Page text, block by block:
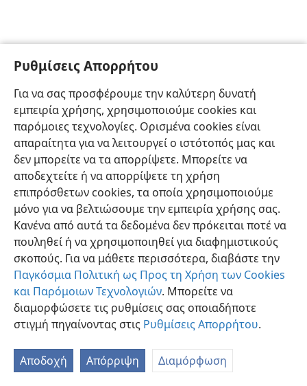
Ρυθμίσεις Απορρήτου
Για να σας προσφέρουμε την καλύτερη δυνατή
εμπειρία χρήσης, χρησιμοποιούμε cookies και
παρόμοιες τεχνολογίες. Ορισμένα cookies είναι
απαραίτητα για να λειτουργεί ο ιστότοπός μας και
δεν μπορείτε να τα απορρίψετε. Μπορείτε να
αποδεχτείτε ή να απορρίψετε τη χρήση
επιπρόσθετων cookies, τα οποία χρησιμοποιούμε
μόνο για να βελτιώσουμε την εμπειρία χρήσης σας.
Κανένα από αυτά τα δεδομένα δεν πρόκειται ποτέ να
πουληθεί ή να χρησιμοποιηθεί για διαφημιστικούς
σκοπούς. Για να μάθετε περισσότερα, διαβάστε την
Παγκόσμια Πολιτική ως Προς τη Χρήση των Cookies
και Παρόμοιων Τεχνολογιών. Μπορείτε να
διαμορφώσετε τις ρυθμίσεις σας οποιαδήποτε
στιγμή πηγαίνοντας στις Ρυθμίσεις Απορρήτου.
Αποδοχή Απόρριψη Διαμόρφωση
Ελληνική Προτιμήσεις
Copyright© 2026 Watch Tower Bible and Tract Society of Pennsylvania
Πολιτική Απορρήτου
Ρυθμίσεις Απορρήτου
JW.ORG
Σύνδεση